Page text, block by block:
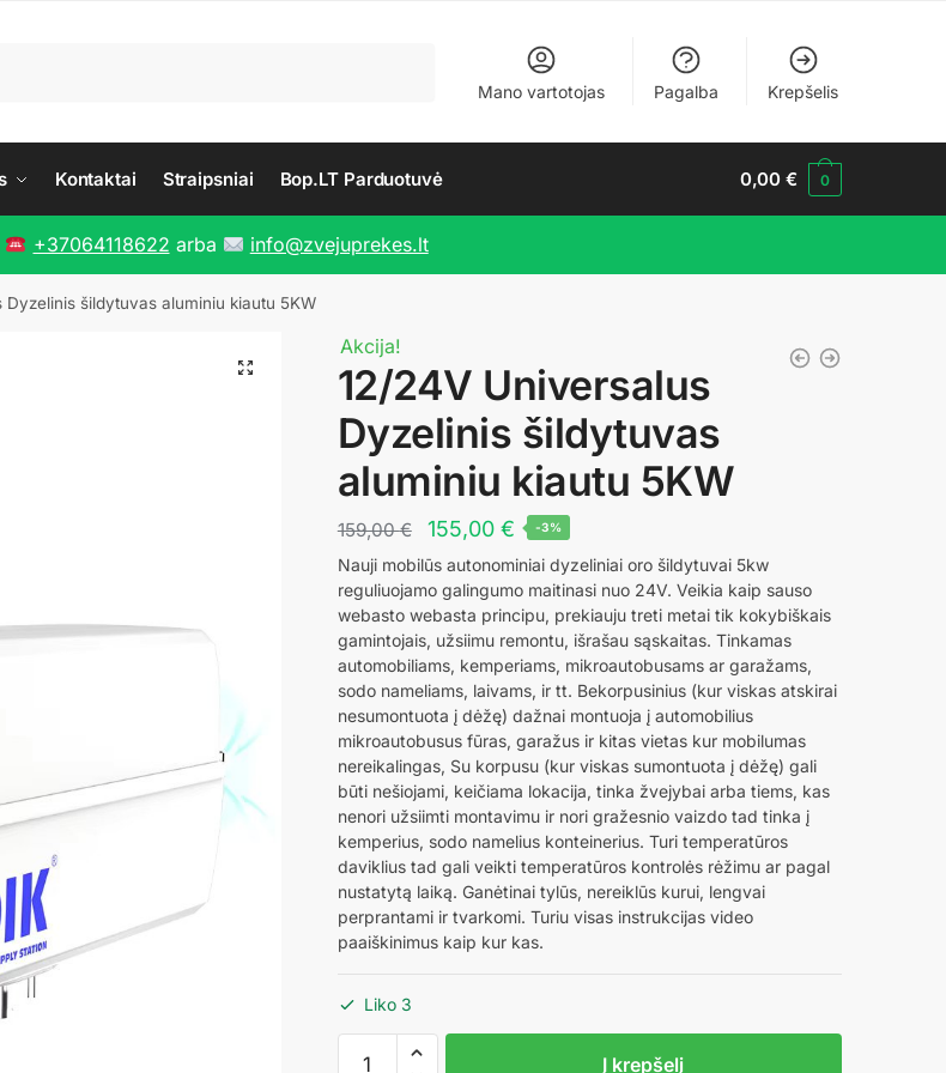
Mano vartotojas Pagalba Krepšelis
Kontaktai Straipsniai Bop.LT Parduotuvė 0,00€ 0
+37064118622 arba info@zvejuprekes.lt
Dyzelinis šildytuvas aluminiu kiautu 5KW
Akcija!
12/24V Universalus
Dyzelinis šildytuvas
aluminiu kiautu 5KW
159,00€
Original
price
was:
159,00 €.
155,00 €Current
price
is:
155,00 €.
-3%
Nauji mobilūs autonominiai dyzeliniai oro šildytuvai 5kw
reguliuojamo galingumo maitinasi nuo 24V. Veikia kaip sauso
webasto webasta principu, prekiauju treti metai tik kokybiškais
gamintojais, užsiimu remontu, išrašau sąskaitas. Tinkamas
automobiliams, kemperiams, mikroautobusams ar garažams,
sodo nameliams, laivams, ir tt. Bekorpusinius (kur viskas atskirai
nesumontuota į dėžę) dažnai montuoja į automobilius
mikroautobusus fūras, garažus ir kitas vietas kur mobilumas
nereikalingas, Su korpusu (kur viskas sumontuota į dėžę) gali
būti nešiojami, keičiama lokacija, tinka žvejybai arba tiems, kas
nenori užsiimti montavimu ir nori gražesnio vaizdo tad tinka į
kemperius, sodo namelius konteinerius. Turi temperatūros
daviklius tad gali veikti temperatūros kontrolės rėžimu ar pagal
nustatytą laiką. Ganėtinai tylūs, nereiklūs kurui, lengvai
perprantami ir tvarkomi. Turiu visas instrukcijas video
paaiškinimus kaip kur kas.
Liko 3
produkto
Į krepšelį